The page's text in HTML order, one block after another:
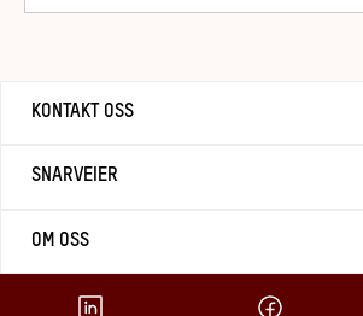
KONTAKT OSS
SNARVEIER
OM OSS